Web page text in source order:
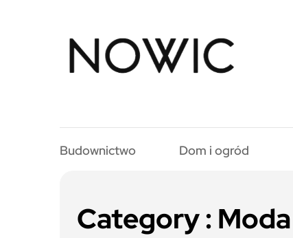
Budownictwo Dom i ogród
Category : Moda